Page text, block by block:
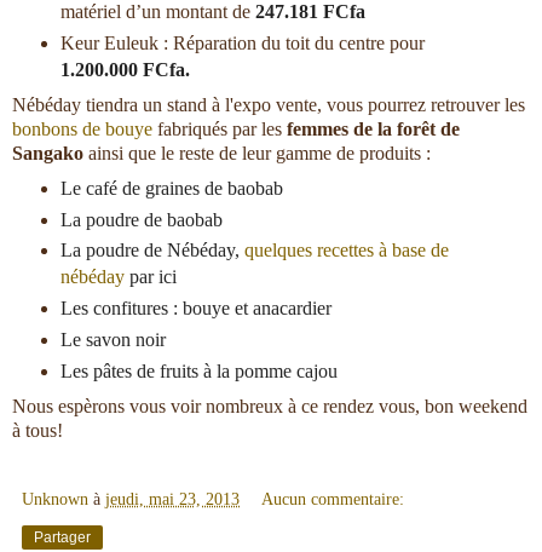
matériel d’un montant de 247.181 FCfa
Keur Euleuk : Réparation du toit du centre pour
1.200.000 FCfa.
Nébéday tiendra un stand à l'expo vente, vous pourrez retrouver les
bonbons de bouye fabriqués par les femmes de la forêt de
Sangako ainsi que le reste de leur gamme de produits :
Le café de graines de baobab
La poudre de baobab
La poudre de Nébéday, quelques recettes à base de
nébédaypar ici
Les confitures : bouye et anacardier
Le savon noir
Les pâtes de fruits à la pomme cajou
Nous espèrons vous voir nombreux à ce rendez vous, bon weekend
à tous!
Unknown à jeudi, mai 23, 2013 Aucun commentaire:
Partager